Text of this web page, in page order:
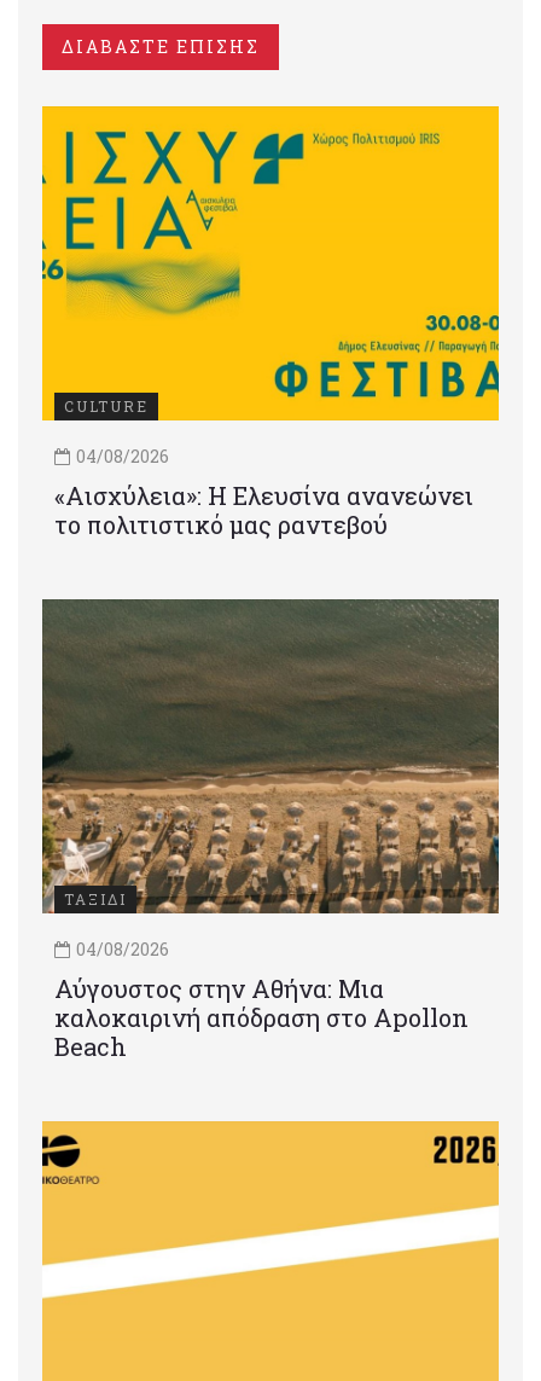
ΔΙΑΒΑΣΤΕ ΕΠΙΣΗΣ
CULTURE
04/08/2026
«Αισχύλεια»: Η Ελευσίνα ανανεώνει
το πολιτιστικό μας ραντεβού
ΤΑΞΙΔΙ
04/08/2026
Αύγουστος στην Αθήνα: Μια
καλοκαιρινή απόδραση στο Apollon
Beach